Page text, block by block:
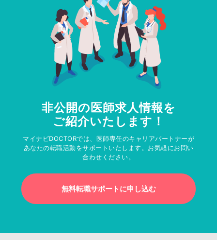
非公開の医師求人情報を
ご紹介いたします！
マイナビDOCTORでは、医師専任のキャリアパートナーが
あなたの転職活動をサポートいたします。お気軽にお問い
合わせください。
無料転職サポートに申し込む